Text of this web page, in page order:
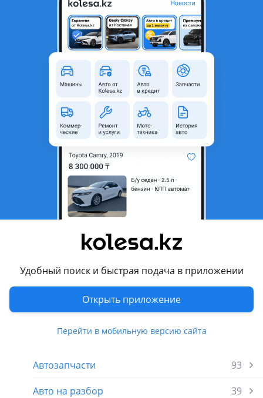
Удобный поиск и быстрая подача в приложении
Открыть приложение
Перейти в мобильную версию сайта
Nissan Primera 1993 года
Объявление находится в архиве и может быть
Тараз, Жамбылская область
1993 г.
Комментарий продавца
Другие объявления продавца
Абылайхан
Запчасти
Автозапчасти
93
Авто на разбор
39